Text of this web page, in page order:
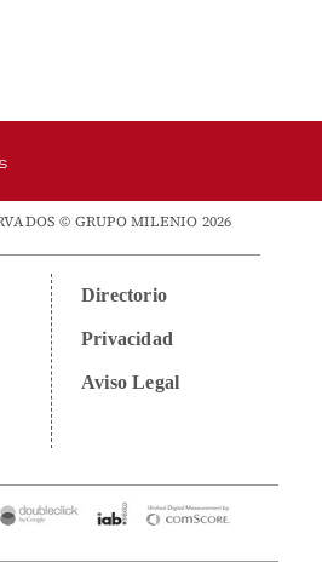
© GRUPO MILENIO 2026
Directorio
Privacidad
Aviso Legal